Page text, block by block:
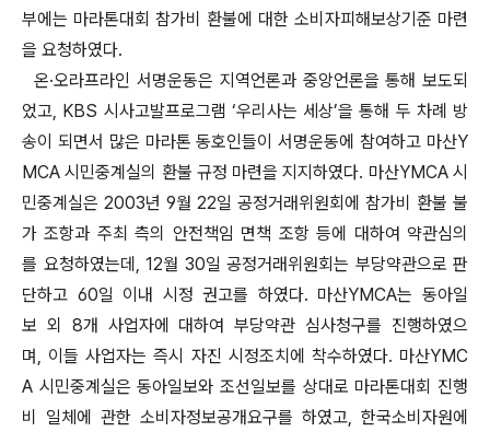
부에는 마라톤대회 참가비 환불에 대한 소비자피해보상기준 마련
을 요청하였다.
온·오라프라인 서명운동은 지역언론과 중앙언론을 통해 보도되
었고, KBS 시사고발프로그램 ‘우리사는 세상’을 통해 두 차례 방
송이 되면서 많은 마라톤 동호인들이 서명운동에 참여하고 마산Y
MCA 시민중계실의 환불 규정 마련을 지지하였다. 마산YMCA 시
민중계실은 2003년 9월 22일 공정거래위원회에 참가비 환불 불
가 조항과 주최 측의 안전책임 면책 조항 등에 대하여 약관심의
를 요청하였는데, 12월 30일 공정거래위원회는 부당약관으로 판
단하고 60일 이내 시정 권고를 하였다. 마산YMCA는 동아일
보 외 8개 사업자에 대하여 부당약관 심사청구를 진행하였으
며, 이들 사업자는 즉시 자진 시정조치에 착수하였다. 마산YMC
A 시민중계실은 동아일보와 조선일보를 상대로 마라톤대회 진행
비 일체에 관한 소비자정보공개요구를 하였고, 한국소비자원에